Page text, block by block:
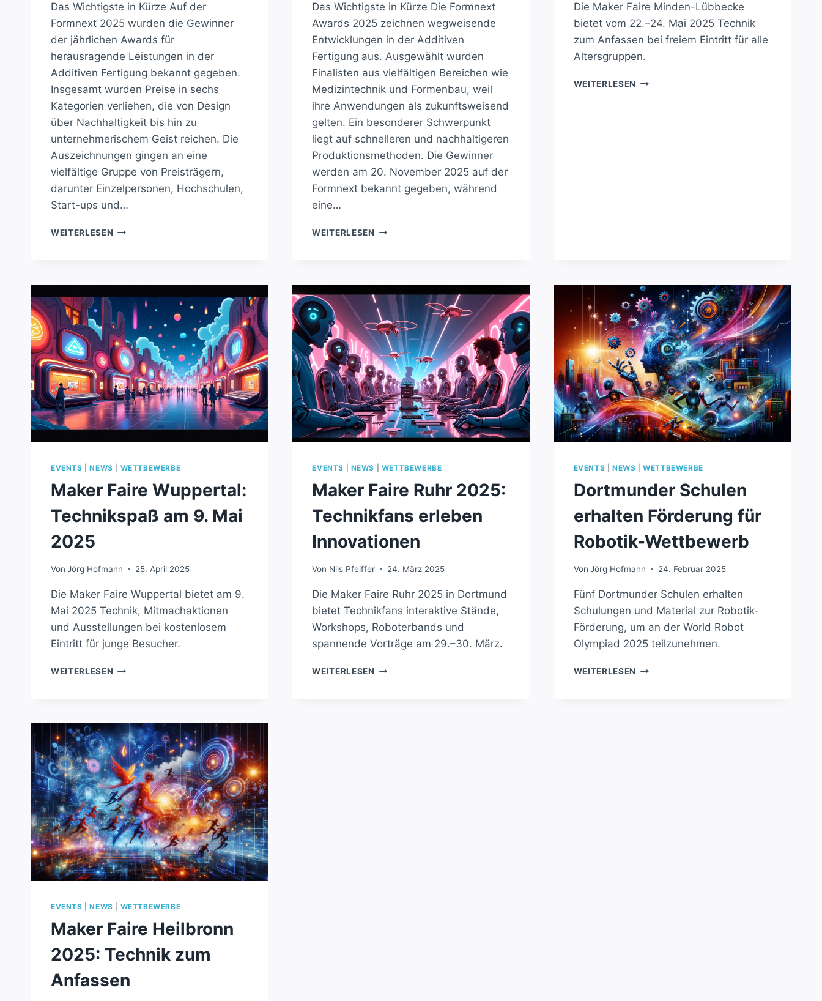
Das Wichtigste in Kürze Auf der
Formnext 2025 wurden die Gewinner
der jährlichen Awards für
herausragende Leistungen in der
Additiven Fertigung bekannt gegeben.
Insgesamt wurden Preise in sechs
Kategorien verliehen, die von Design
über Nachhaltigkeit bis hin zu
unternehmerischem Geist reichen. Die
Auszeichnungen gingen an eine
vielfältige Gruppe von Preisträgern,
darunter Einzelpersonen, Hochschulen,
Start-ups und…
WEITERLESEN FORMNEXT
DRUCK
AWARDS?
Das Wichtigste in Kürze Die Formnext
Awards 2025 zeichnen wegweisende
Entwicklungen in der Additiven
Fertigung aus. Ausgewählt wurden
Finalisten aus vielfältigen Bereichen wie
Medizintechnik und Formenbau, weil
ihre Anwendungen als zukunftsweisend
gelten. Ein besonderer Schwerpunkt
liegt auf schnelleren und nachhaltigeren
Produktionsmethoden. Die Gewinner
werden am 20. November 2025 auf der
Formnext bekannt gegeben, während
eine…
WEITERLESEN FORMNEXT
DEN
PUBLIKUMSPREIS?
Die Maker Faire Minden-Lübbecke
bietet vom 22.–24. Mai 2025 Technik
zum Anfassen bei freiem Eintritt für alle
Altersgruppen.
WEITERLESEN MAKER
EVENTS |NEWS WETTBEWERBE
Maker Faire Wuppertal:
Technikspaß am 9. Mai
2025
Von Jörg Hofmann 25. April 2025
Die Maker Faire Wuppertal bietet am 9.
Mai 2025 Technik, Mitmachaktionen
und Ausstellungen bei kostenlosem
Eintritt für junge Besucher.
WEITERLESEN MAKER
. M
AI 2
025
EVENTS NEWS WETTBEWERBE
Maker Faire Ruhr 2025:
Technikfans erleben
Innovationen
Von Nils Pfeiffer 24. März 2025
Die Maker Faire Ruhr 2025 in Dortmund
bietet Technikfans interaktive Stände,
Workshops, Roboterbands und
spannende Vorträge am 29.–30. März.
WEITERLESEN MAKER
EVENTS |NEWS |WETTBEWERBE
Dortmunder Schulen
erhalten Förderung für
Robotik-Wettbewerb
Von Jörg Hofmann 24. Februar 2025
Fünf Dortmunder Schulen erhalten
Schulungen und Material zur Robotik-
Förderung, um an der World Robot
Olympiad 2025 teilzunehmen.
WEITERLESEN DORTMUNDER
EVENTS |NEWS WETTBEWERBE
Maker Faire Heilbronn
2025: Technik zum
Anfassen